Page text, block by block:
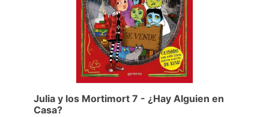
Julia y los Mortimort 7 - ¿Hay Alguien en
Casa?